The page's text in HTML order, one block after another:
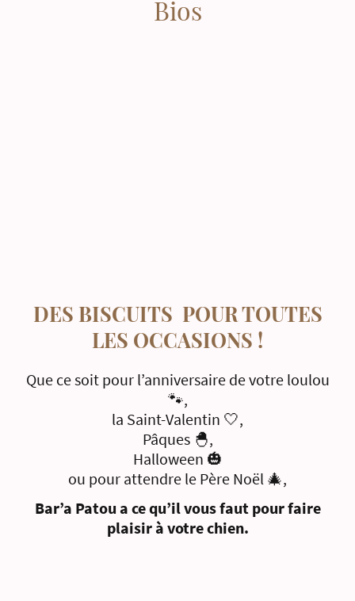
Bios
DES BISCUITS POUR TOUTES
LES OCCASIONS !
Que ce soit pour l’anniversaire de votre loulou
🐾,
la Saint-Valentin 🤍,
Pâques 🐣,
Halloween 🎃
ou pour attendre le Père Noël 🎄,
Bar’a Patou a ce qu’il vous faut pour faire
plaisir à votre chien.